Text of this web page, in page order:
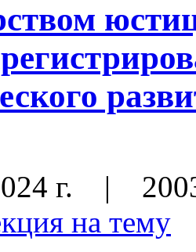
г. |